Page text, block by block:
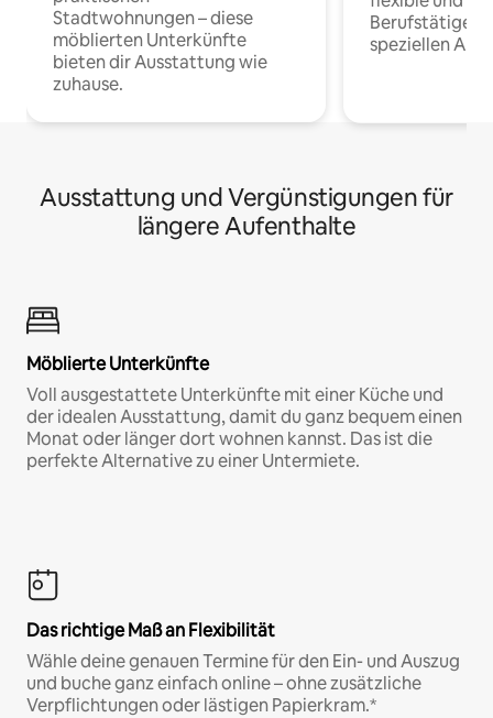
Stadtwohnungen – diese
möblierten Unterkünfte
bieten dir Ausstattung wie
zuhause.
Berufstätige
speziellen
Ausstattung und Vergünstigungen für
längere Aufenthalte
Möblierte Unterkünfte
Voll ausgestattete Unterkünfte mit einer Küche und
der idealen Ausstattung, damit du ganz bequem einen
Monat oder länger dort wohnen kannst. Das ist die
perfekte Alternative zu einer Untermiete.
Das richtige Maß an Flexibilität
Wähle deine genauen Termine für den Ein- und Auszug
und buche ganz einfach online – ohne zusätzliche
Verpflichtungen oder lästigen Papierkram.*